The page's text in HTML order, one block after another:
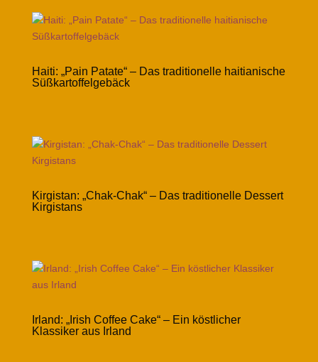
Haiti: „Pain Patate“ – Das traditionelle haitianische
Süßkartoffelgebäck
Kirgistan: „Chak-Chak“ – Das traditionelle Dessert
Kirgistans
Irland: „Irish Coffee Cake“ – Ein köstlicher
Klassiker aus Irland